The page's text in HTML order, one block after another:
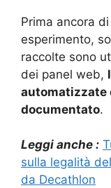
Prima ancora
esperimento,
raccolte sono
dei panel web,
automatizzate
documentato.
Leggi anche :
sulla legalità
da Decathlon